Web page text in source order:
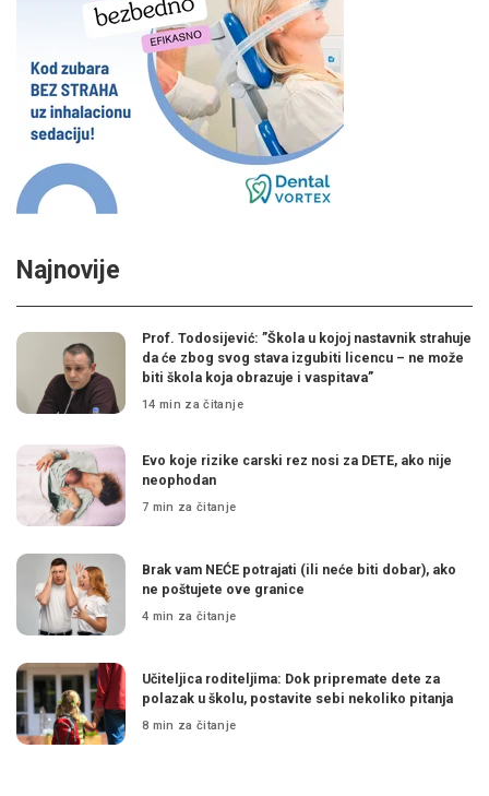
Najnovije
Prof. Todosijević: ”Škola u kojoj nastavnik strahuje
da će zbog svog stava izgubiti licencu – ne može
biti škola koja obrazuje i vaspitava”
14 min za čitanje
Evo koje rizike carski rez nosi za DETE, ako nije
neophodan
7 min za čitanje
Brak vam NEĆE potrajati (ili neće biti dobar), ako
ne poštujete ove granice
4 min za čitanje
Učiteljica roditeljima: Dok pripremate dete za
polazak u školu, postavite sebi nekoliko pitanja
8 min za čitanje